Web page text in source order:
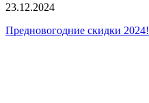
23.12.2024
Предновогодние скидки 2024!